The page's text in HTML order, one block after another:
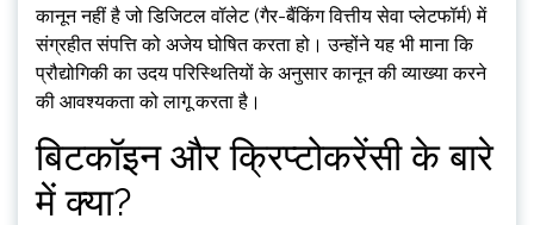
कानून नहीं है जो डिजिटल वॉलेट (गैर-बैंकिंग वित्तीय सेवा प्लेटफॉर्म) में
संग्रहीत संपत्ति को अजेय घोषित करता हो। उन्होंने यह भी माना कि
प्रौद्योगिकी का उदय परिस्थितियों के अनुसार कानून की व्याख्या करने
की आवश्यकता को लागू करता है।
बिटकॉइन और क्रिप्टोकरेंसी के बारे
में क्या?